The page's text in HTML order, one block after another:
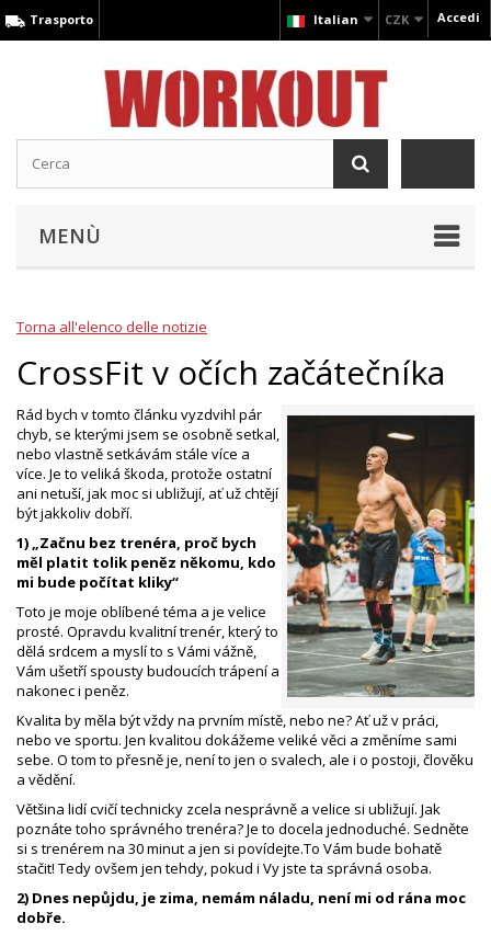
Accedi
CZK
Italian
Trasporto
MENÙ
Torna all'elenco delle notizie
CrossFit v očích začátečníka
Rád bych v tomto článku vyzdvihl pár
chyb, se kterými jsem se osobně setkal,
nebo vlastně setkávám stále více a
více. Je to veliká škoda, protože ostatní
ani netuší, jak moc si ubližují, ať už chtějí
být jakkoliv dobří.
1) „Začnu bez trenéra, proč bych
měl platit tolik peněz někomu, kdo
mi bude počítat kliky“
Toto je moje oblíbené téma a je velice
prosté. Opravdu kvalitní trenér, který to
dělá srdcem a myslí to s Vámi vážně,
Vám ušetří spousty budoucích trápení a
nakonec i peněz.
Kvalita by měla být vždy na prvním místě, nebo ne? Ať už v práci,
nebo ve sportu. Jen kvalitou dokážeme veliké věci a změníme sami
sebe. O tom to přesně je, není to jen o svalech, ale i o postoji, člověku
a vědění.
Většina lidí cvičí technicky zcela nesprávně a velice si ubližují. Jak
poznáte toho správného trenéra? Je to docela jednoduché. Sedněte
si s trenérem na 30 minut a jen si povídejte.To Vám bude bohatě
stačit! Tedy ovšem jen tehdy, pokud i Vy jste ta správná osoba.
2) Dnes nepůjdu, je zima, nemám náladu, není mi od rána moc
dobře.